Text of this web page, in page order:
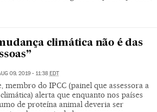
climática não é das
09, 2019 - 11:38 EDT
membro do IPCC (painel que assessora a
alerta que enquanto nos países
de proteína animal deveria ser